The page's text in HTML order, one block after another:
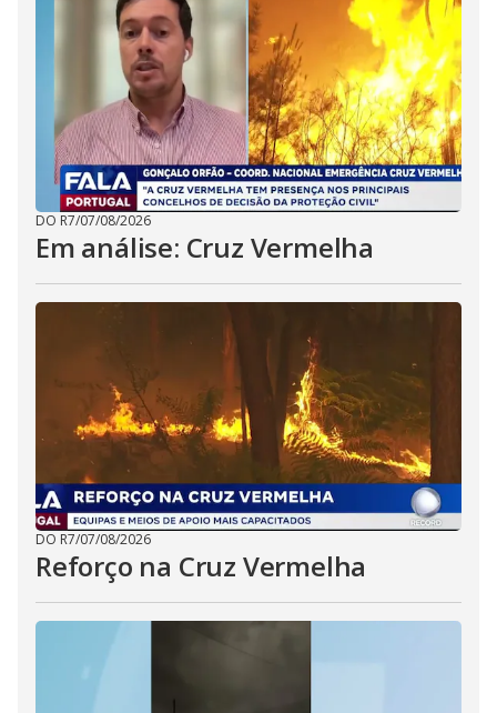
DO R7/07/08/2026
Em análise: Cruz Vermelha
DO R7/07/08/2026
Reforço na Cruz Vermelha